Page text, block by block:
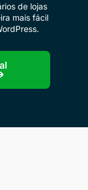
de lojas
mais fácil